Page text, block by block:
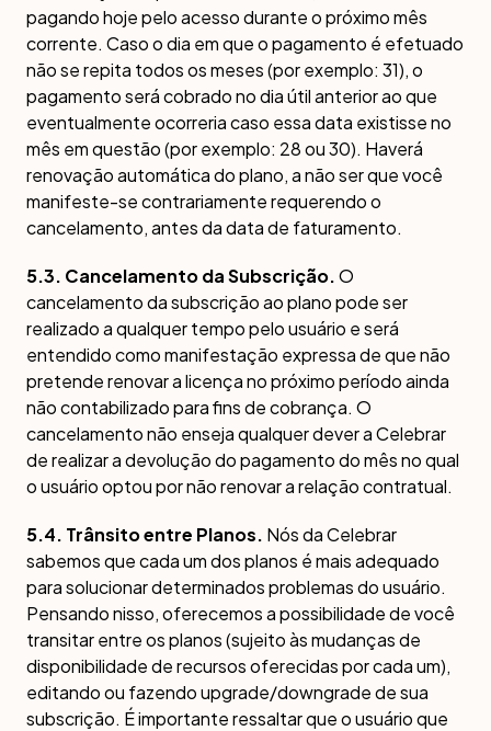
pagando hoje pelo acesso durante o próximo mês
corrente. Caso o dia em que o pagamento é efetuado
não se repita todos os meses (por exemplo: 31), o
pagamento será cobrado no dia útil anterior ao que
eventualmente ocorreria caso essa data existisse no
mês em questão (por exemplo: 28 ou 30). Haverá
renovação automática do plano, a não ser que você
manifeste-se contrariamente requerendo o
cancelamento, antes da data de faturamento.
5.3. Cancelamento da Subscrição.O
cancelamento da subscrição ao plano pode ser
realizado a qualquer tempo pelo usuário e será
entendido como manifestação expressa de que não
pretende renovar a licença no próximo período ainda
não contabilizado para fins de cobrança. O
cancelamento não enseja qualquer dever a Celebrar
de realizar a devolução do pagamento do mês no qual
o usuário optou por não renovar a relação contratual.
5.4. Trânsito entre Planos. Nós da Celebrar
sabemos que cada um dos planos é mais adequado
para solucionar determinados problemas do usuário.
Pensando nisso, oferecemos a possibilidade de você
transitar entre os planos (sujeito às mudanças de
disponibilidade de recursos oferecidas por cada um),
editando ou fazendo upgrade/downgrade de sua
subscrição. É importante ressaltar que o usuário que